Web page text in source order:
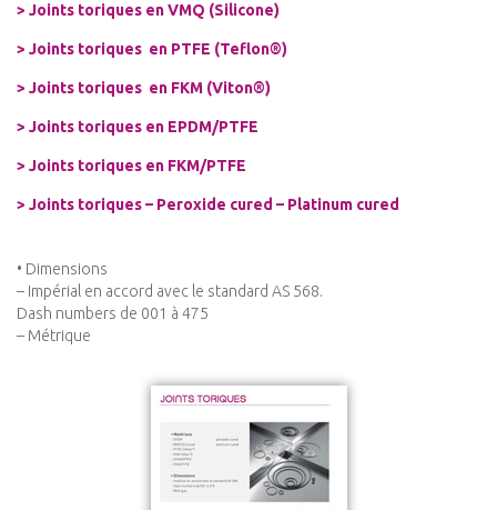
> Joints toriques en VMQ (Silicone)
> Joints toriques en PTFE (Teflon®)
> Joints toriques en FKM (Viton®)
> Joints toriques en EPDM/PTFE
> Joints toriques en FKM/PTFE
> Joints toriques– Peroxide cured – Platinum cured
• Dimensions
– Impérial en accord avec le standard AS 568.
Dash numbers de 001 à 475
– Métrique